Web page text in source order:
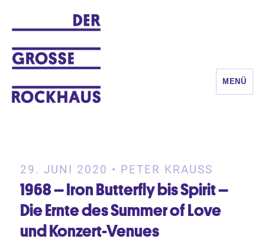
MENÜ
29. JUNI 2020 • PETER KRAUSS
1968 – Iron Butterfly bis Spirit –
Die Ernte des Summer of Love
und Konzert-Venues